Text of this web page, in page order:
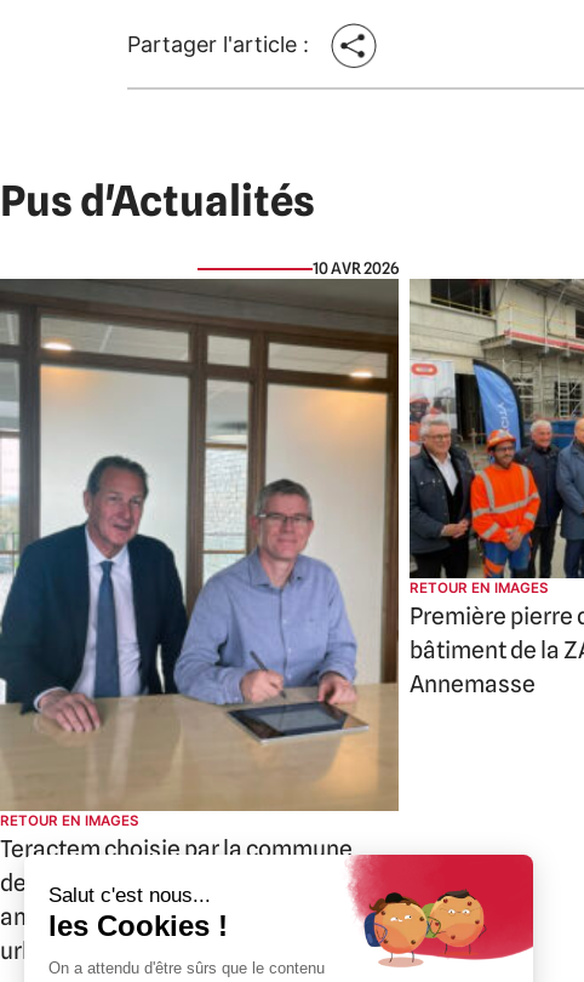
Partager l'article :
Pus d'Actualités
10 AVR 2026
RETOUR EN IMAGES
Teractem choisie par la commune
de Gaillard pour un projet
ambitieux de restructuration
urbaine
RETOUR EN IMAGES
Première pierre
bâtiment de la
Annemasse